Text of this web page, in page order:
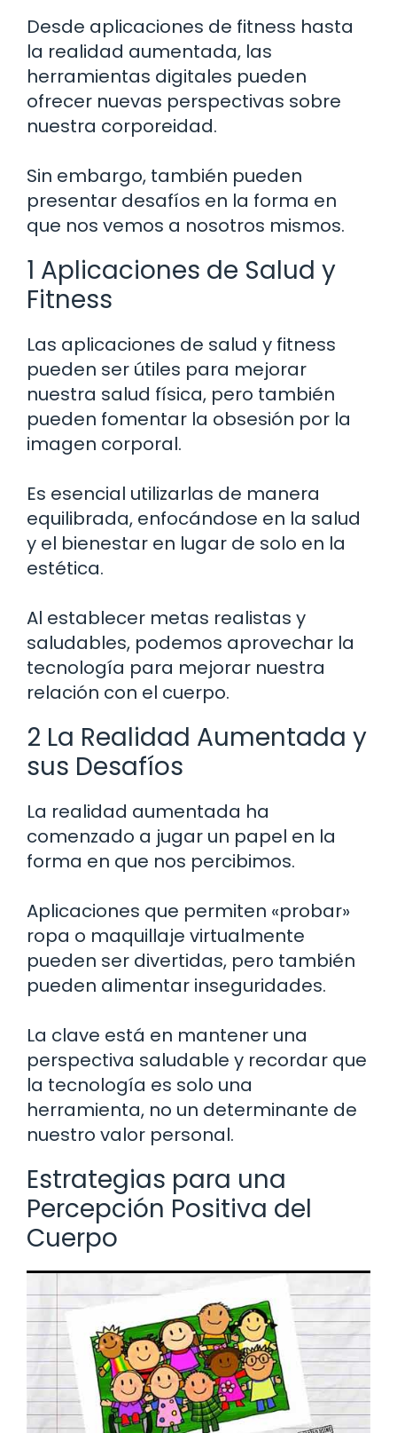
Desde aplicaciones de fitness hasta
la realidad aumentada, las
herramientas digitales pueden
ofrecer nuevas perspectivas sobre
nuestra corporeidad.
Sin embargo, también pueden
presentar desafíos en la forma en
que nos vemos a nosotros mismos.
1 Aplicaciones de Salud y
Fitness
Las aplicaciones de salud y fitness
pueden ser útiles para mejorar
nuestra salud física, pero también
pueden fomentar la obsesión por la
imagen corporal.
Es esencial utilizarlas de manera
equilibrada, enfocándose en la salud
y el bienestar en lugar de solo en la
estética.
Al establecer metas realistas y
saludables, podemos aprovechar la
tecnología para mejorar nuestra
relación con el cuerpo.
2 La Realidad Aumentada y
sus Desafíos
La realidad aumentada ha
comenzado a jugar un papel en la
forma en que nos percibimos.
Aplicaciones que permiten «probar»
ropa o maquillaje virtualmente
pueden ser divertidas, pero también
pueden alimentar inseguridades.
La clave está en mantener una
perspectiva saludable y recordar que
la tecnología es solo una
herramienta, no un determinante de
nuestro valor personal.
Estrategias para una
Percepción Positiva del
Cuerpo